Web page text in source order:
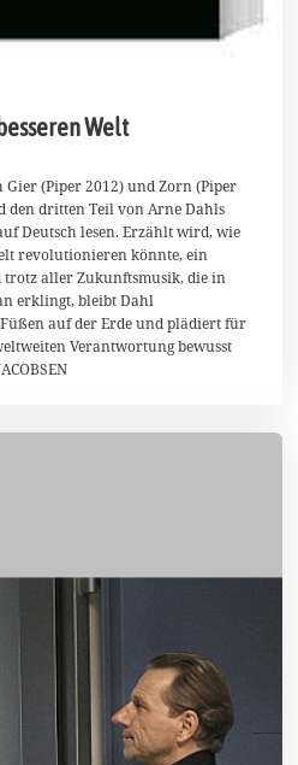
Welt
(Piper 2012) und Zorn (Piper
den dritten Teil von Arne Dahls
Deutsch lesen. Erzählt wird, wie
revolutionieren könnte, ein
aller Zukunftsmusik, die in
erklingt, bleibt Dahl
auf der Erde und plädiert für
Verantwortung bewusst